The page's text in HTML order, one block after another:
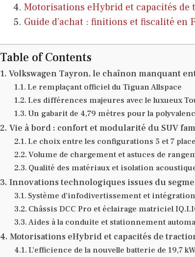
Motorisations eHybrid et capacités de
Guide d’achat : finitions et fiscalité en
Table of Contents
Volkswagen Tayron, le chaînon manquant
Le remplaçant officiel du Tiguan Allspace
Les différences majeures avec le luxueux
Un gabarit de 4,79 mètres pour la
Vie à bord : confort et modularité du SUV
Le choix entre les configurations 5 et 7
Volume de chargement et astuces de
Qualité des matériaux et isolation
Innovations technologiques issues du
Système d’infodivertissement et intégration
Châssis DCC Pro et éclairage matriciel
Aides à la conduite et stationnement
Motorisations eHybrid et capacités de
L’efficience de la nouvelle batterie de 19,7